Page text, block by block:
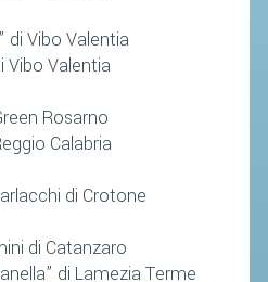
di Vibo Valentia
Vibo Valentia
Rosarno
Calabria
di Crotone
di Catanzaro
di Lamezia Terme